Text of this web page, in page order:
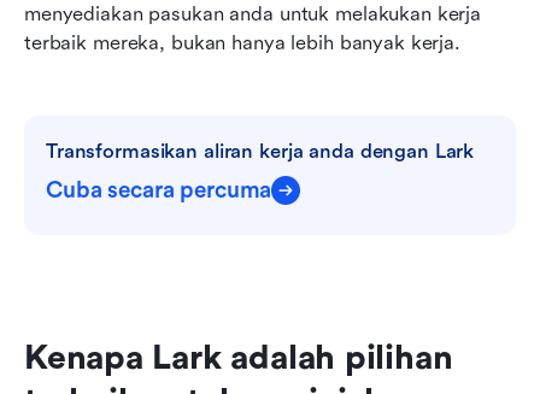
menyediakan pasukan anda untuk melakukan kerja
terbaik mereka, bukan hanya lebih banyak kerja.
Transformasikan aliran kerja anda dengan Lark
Cuba secara percuma
Kenapa Lark adalah pilihan